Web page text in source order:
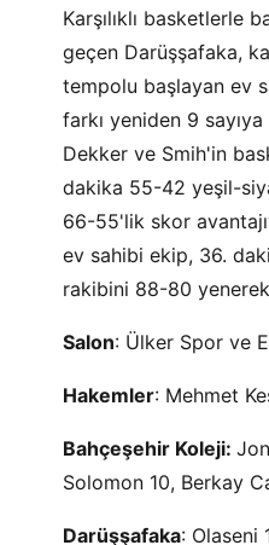
Karşılıklı basketlerle
geçen Darüşşafaka,
tempolu başlayan ev
farkı yeniden 9
Dekker ve Smih'in
dakika 55-42 yeşil-
66-55'lik skor
ev sahibi ekip, 36.
rakibini 88-80
Salon: Ülker Spor ve
Hakemler: Mehmet
Bahçeşehir Koleji:
Solomon 10, Berkay
Darüşşafaka: Olaseni